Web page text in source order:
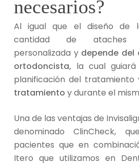
necesarios?
Al igual que el diseño de
cantidad de ataches
personalizada y depende del
ortodoncista, la cual
planificación del tratamiento
tratamiento y durante el
Una de las ventajas de
denominado ClinCheck,
pacientes que en
Itero que utilizamos en